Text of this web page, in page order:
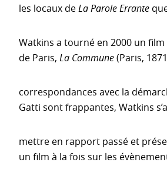
les locaux deLa Parole Errante
Watkins a tourné en 2000 un
de Paris, La Commune(Paris,
correspondances avec la
Gatti sont frappantes, Watkins
mettre en rapport passé et
un film à la fois sur les